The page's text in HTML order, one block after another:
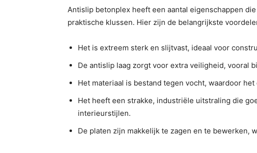
Antislip betonplex heeft een aantal eigenschappen
praktische klussen. Hier zijn de belangrijkste
Het is extreem sterk en slijtvast, ideaal voor
De antislip laag zorgt voor extra veiligheid, vooral
Het materiaal is bestand tegen vocht, waardoor
Het heeft een strakke, industriële uitstraling die
interieurstijlen.
De platen zijn makkelijk te zagen en te bewerken,